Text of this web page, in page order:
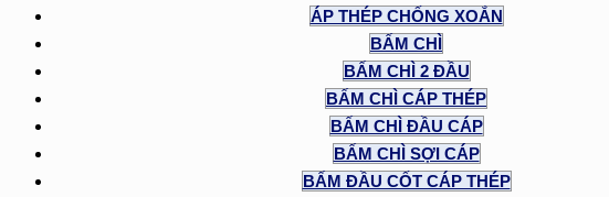
ÁP THÉP CHỐNG XOẮN
BẤM CHÌ
BẤM CHÌ 2 ĐẦU
BẤM CHÌ CÁP THÉP
BẤM CHÌ ĐẦU CÁP
BẤM CHÌ SỢI CÁP
BẤM ĐẦU CỐT CÁP THÉP